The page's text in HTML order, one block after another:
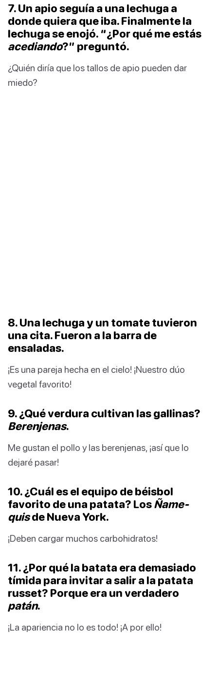
7. Un apio seguía a una lechuga a
donde quiera que iba. Finalmente la
lechuga se enojó. “¿Por qué me estás
acediando?” preguntó.
¿Quién diría que los tallos de apio pueden dar
miedo?
8. Una lechuga y un tomate tuvieron
una cita. Fueron a la barra de
ensaladas.
¡Es una pareja hecha en el cielo! ¡Nuestro dúo
vegetal favorito!
9. ¿Qué verdura cultivan las gallinas?
Berenjenas.
Me gustan el pollo y las berenjenas, ¡así que lo
dejaré pasar!
10. ¿Cuál es el equipo de béisbol
favorito de una patata? LosÑame-
quisde Nueva York.
¡Deben cargar muchos carbohidratos!
11. ¿Por qué la batata era demasiado
tímida para invitar a salir a la patata
russet? Porque era un verdadero
patán.
¡La apariencia no lo es todo! ¡A por ello!